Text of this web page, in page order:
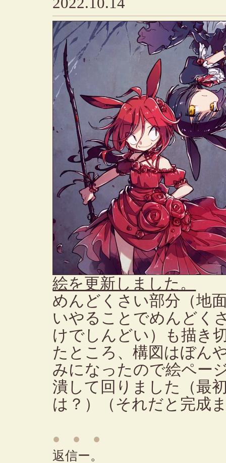
絵を更新しました。
めんどくさい部分（地
いやることでめんどく
けでしんどい）も描き
たところ、構図はぼん
みになったので絵ペー
潰して回りました（最
は？）（それだと完成
● ● ●
返信ー。